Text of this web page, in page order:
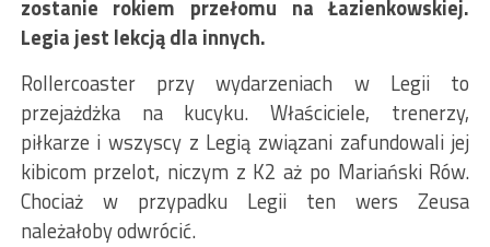
zostanie rokiem przełomu na Łazienkowskiej.
Legia jest lekcją dla innych.
Rollercoaster przy wydarzeniach w Legii to
przejażdżka na kucyku. Właściciele, trenerzy,
piłkarze i wszyscy z Legią związani zafundowali jej
kibicom przelot, niczym z K2 aż po Mariański Rów.
Chociaż w przypadku Legii ten wers Zeusa
należałoby odwrócić.